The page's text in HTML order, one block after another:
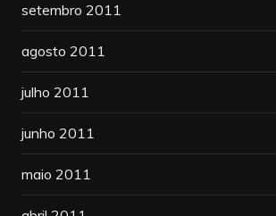
setembro 2011
agosto 2011
julho 2011
junho 2011
maio 2011